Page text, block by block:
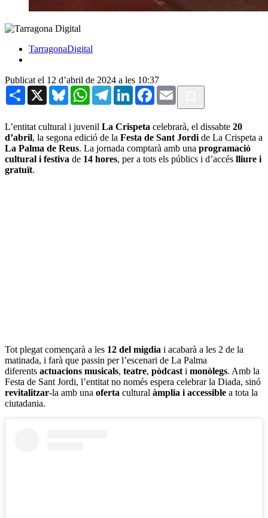
TarragonaDigital
Publicat el 12 d’abril de 2024 a les 10:37
Share X BlueskyWhatsAppTelegramLinkedInFacebook
Email
L’entitat cultural i juvenil La Crispeta celebrarà, el dissabte 20
d’abril, la segona edició de la Festa de Sant Jordi de La Crispeta a
La Palma de Reus. La jornada comptarà amb una programació
cultural i festiva de 14 hores, per a tots els públics i d’accés lliure i
gratuït.
Tot plegat començarà a les 12 del migdia i acabarà a les 2 de la
matinada, i farà que passin per l’escenari de La Palma
diferents actuacions musicals, teatre, pòdcast i monòlegs. Amb la
Festa de Sant Jordi, l’entitat no només espera celebrar la Diada, sinó
revitalitzar-la amb una oferta cultural àmplia i accessible a tota la
ciutadania.